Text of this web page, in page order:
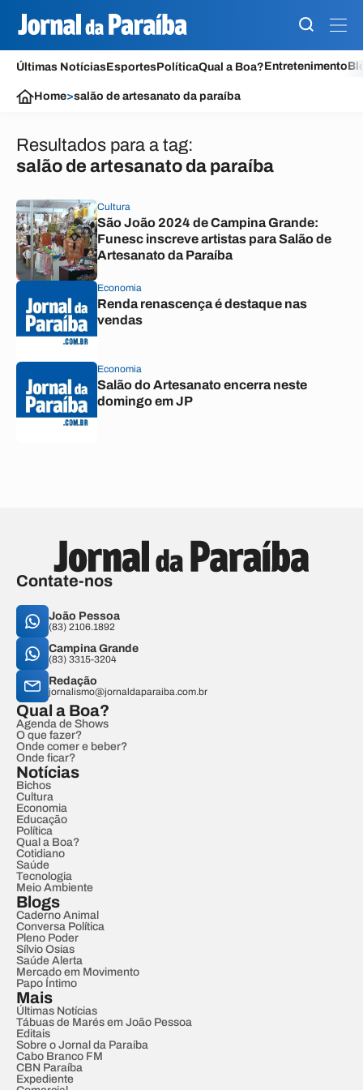
Últimas NotíciasEsportesPolíticaQual a Boa?Entretenimento
Home>salão de artesanato da paraíba
Resultados para a tag:
salão de artesanato da paraíba
Cultura
São João 2024 de Campina Grande:
Funesc inscreve artistas para Salão de
Artesanato da Paraíba
Economia
Renda renascença é destaque nas
vendas
Economia
Salão do Artesanato encerra neste
domingo em JP
Contate-nos
João Pessoa
(83) 2106.1892
Campina Grande
(83) 3315-3204
Redação
jornalismo@jornaldaparaiba.com.br
Qual a Boa?
Agenda de Shows
O que fazer?
Onde comer e beber?
Onde ficar?
Notícias
Bichos
Cultura
Economia
Educação
Política
Qual a Boa?
Cotidiano
Saúde
Tecnologia
Meio Ambiente
Blogs
Caderno Animal
Conversa Política
Pleno Poder
Sílvio Osias
Saúde Alerta
Mercado em Movimento
Papo Íntimo
Mais
Últimas Notícias
Tábuas de Marés em João Pessoa
Editais
Sobre o Jornal da Paraíba
Cabo Branco FM
CBN Paraíba
Expediente